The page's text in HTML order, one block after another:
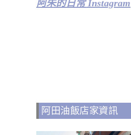
阿朱的日常 Instagram
阿田油飯店家資訊